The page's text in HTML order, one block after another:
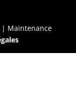
| Maintenance